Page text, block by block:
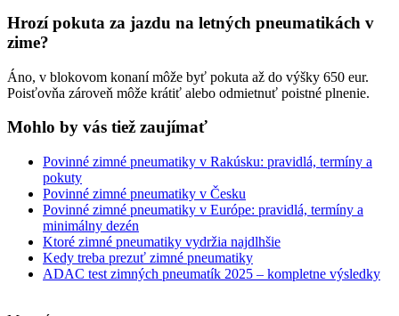
Hrozí pokuta za jazdu na letných pneumatikách v
zime?
Áno, v blokovom konaní môže byť pokuta až do výšky 650 eur.
Poisťovňa zároveň môže krátiť alebo odmietnuť poistné plnenie.
Mohlo by vás tiež zaujímať
Povinné zimné pneumatiky v Rakúsku: pravidlá, termíny a
pokuty
Povinné zimné pneumatiky v Česku
Povinné zimné pneumatiky v Európe: pravidlá, termíny a
minimálny dezén
Ktoré zimné pneumatiky vydržia najdlhšie
Kedy treba prezuť zimné pneumatiky
ADAC test zimných pneumatík 2025 – kompletne výsledky